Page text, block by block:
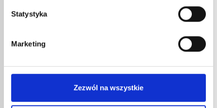
Statystyka
Marketing
Zezwól na wszystkie
Ekologiczna lutownica elektryczna. Idealna do
nr kat.:
INNE
REFERENCJE